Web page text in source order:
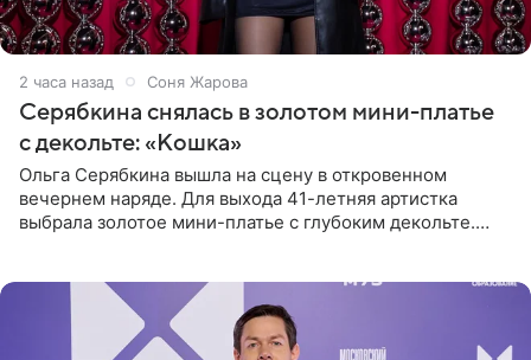
2 часа назад Соня Жарова
Серябкина снялась в золотом мини-платье
с декольте: «Кошка»
Ольга Серябкина вышла на сцену в откровенном
вечернем наряде. Для выхода 41-летняя артистка
выбрала золотое мини-платье с глубоким декольте.